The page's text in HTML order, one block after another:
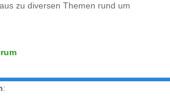
zu diversen Themen rund um
: